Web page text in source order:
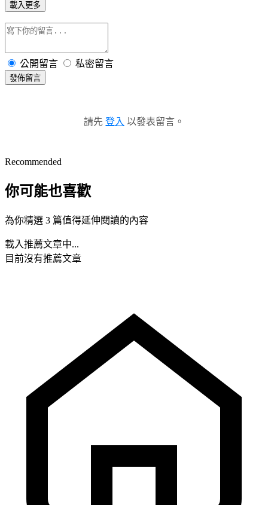
載入更多
公開留言 私密留言
發佈留言
請先 登入 以發表留言。
Recommended
你可能也喜歡
為你精選 3 篇值得延伸閱讀的內容
載入推薦文章中...
目前沒有推薦文章